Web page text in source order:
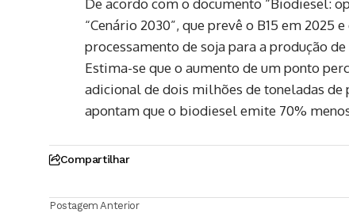
De acordo com o documento “Biodiesel:
“Cenário 2030”, que prevê o B15 em
processamento de soja para a produção
Estima-se que o aumento de um ponto
adicional de dois milhões de toneladas
apontam que o biodiesel emite 70%
Compartilhar
Postagem Anterior